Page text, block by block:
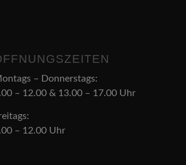
– Donnerstags:
– 12.00 & 13.00 – 17.00 Uhr
– 12.00 Uhr